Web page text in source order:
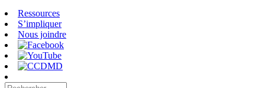
Ressources
S’impliquer
Nous joindre